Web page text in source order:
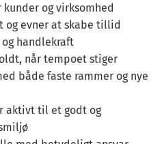
og virksomhed
og evner at skabe tillid
handlekraft
når tempoet stiger
både faste rammer og nye
aktivt til et godt og